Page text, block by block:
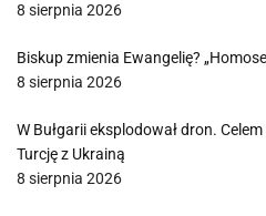
8 sierpnia 2026
Biskup zmienia Ewangelię?
8 sierpnia 2026
W Bułgarii eksplodował dron.
Turcję z Ukrainą
8 sierpnia 2026